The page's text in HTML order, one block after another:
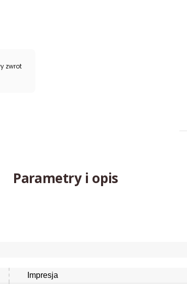
zwrot
Parametry i opis
Impresja